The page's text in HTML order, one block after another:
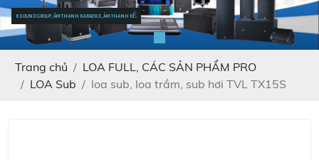
KSOUND GROUP, ÂM THANH KARAOKE, ÂM THANH RẺ
Trang chủ
LOA FULL, CÁC SẢN PHẨM PRO
LOA Sub
loa sub, loa trầm, sub hơi TVL TX15S